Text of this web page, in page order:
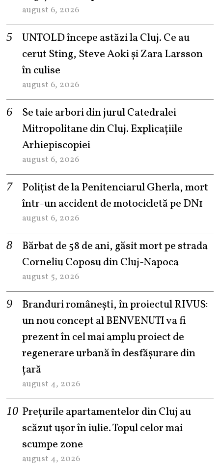
august 6, 2026
UNTOLD începe astăzi la Cluj. Ce au
cerut Sting, Steve Aoki și Zara Larsson
în culise
august 6, 2026
Se taie arbori din jurul Catedralei
Mitropolitane din Cluj. Explicațiile
Arhiepiscopiei
august 6, 2026
Polițist de la Penitenciarul Gherla, mort
într-un accident de motocicletă pe DN1
august 6, 2026
Bărbat de 58 de ani, găsit mort pe strada
Corneliu Coposu din Cluj-Napoca
august 5, 2026
Branduri românești, în proiectul RIVUS:
un nou concept al BENVENUTI va fi
prezent în cel mai amplu proiect de
regenerare urbană în desfășurare din
țară
august 4, 2026
Prețurile apartamentelor din Cluj au
scăzut ușor în iulie. Topul celor mai
scumpe zone
august 4, 2026